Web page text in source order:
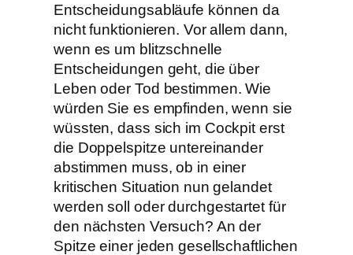
Entscheidungsabläufe können da
nicht funktionieren. Vor allem dann,
wenn es um blitzschnelle
Entscheidungen geht, die über
Leben oder Tod bestimmen. Wie
würden Sie es empfinden, wenn sie
wüssten, dass sich im Cockpit erst
die Doppelspitze untereinander
abstimmen muss, ob in einer
kritischen Situation nun gelandet
werden soll oder durchgestartet für
den nächsten Versuch? An der
Spitze einer jeden gesellschaftlichen